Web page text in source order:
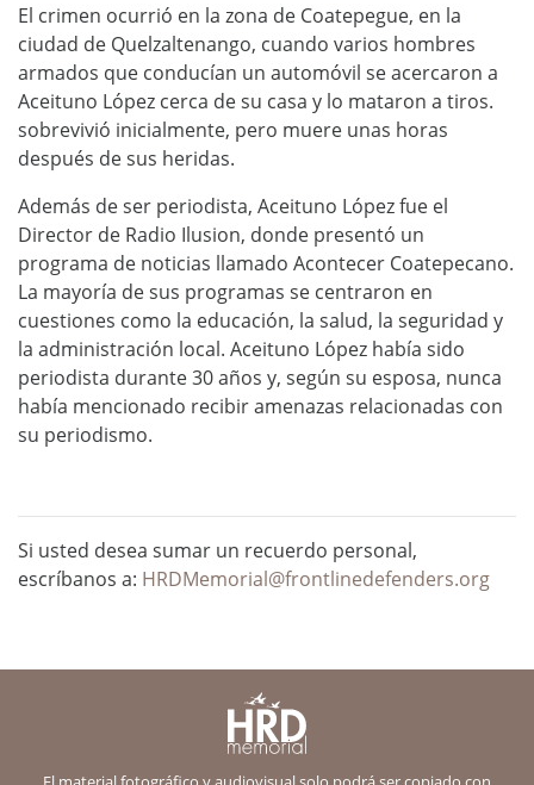
El crimen ocurrió en la zona de Coatepegue, en la
ciudad de Quelzaltenango, cuando varios hombres
armados que conducían un automóvil se acercaron a
Aceituno López cerca de su casa y lo mataron a tiros.
sobrevivió inicialmente, pero muere unas horas
después de sus heridas.
Además de ser periodista, Aceituno López fue el
Director de Radio Ilusion, donde presentó un
programa de noticias llamado Acontecer Coatepecano.
La mayoría de sus programas se centraron en
cuestiones como la educación, la salud, la seguridad y
la administración local. Aceituno López había sido
periodista durante 30 años y, según su esposa, nunca
había mencionado recibir amenazas relacionadas con
su periodismo.
Si usted desea sumar un recuerdo personal,
escríbanos a: HRDMemorial@frontlinedefenders.org